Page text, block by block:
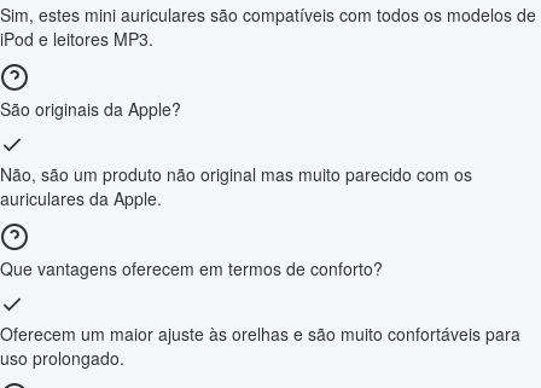
Sim, estes mini auriculares são compatíveis com todos os modelos de
iPod e leitores MP3.
São originais da Apple?
Não, são um produto não original mas muito parecido com os
auriculares da Apple.
Que vantagens oferecem em termos de conforto?
Oferecem um maior ajuste às orelhas e são muito confortáveis para
uso prolongado.